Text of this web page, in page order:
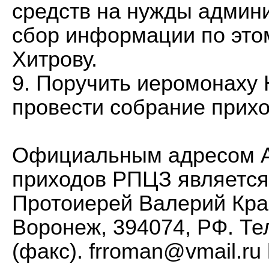
средств на нужды
сбор информации по
Хитрову.
9. Поручить иеромонаху
провести собрание
Официальным адресом
приходов РПЦЗ
Протоиерей Валерий
Воронеж, 394074, РФ.
(факс). frroman@vmail.ru